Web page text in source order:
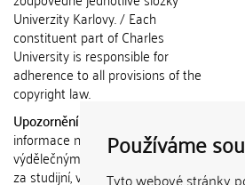
Používáme
Tyto webové stránky
Univerzity Karlovy. / Each
constituent part of Charles
University is responsible for
adherence to all provisions of the
copyright law.
Upozornění / Notice:
informace nemohou být použity k
výdělečným účelům nebo vydávány
za studijní, vědeckou nebo jinou